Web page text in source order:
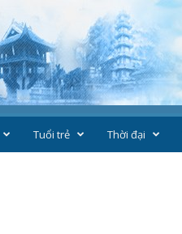
Tuổi trẻ Thời đại